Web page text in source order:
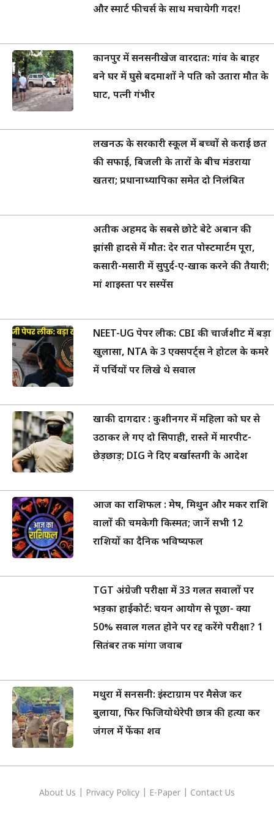
और स्मार्ट फीचर्स के साथ मचायेगी गदर!
कानपुर में सनसनीखेज वारदात: गांव के बाहर
बने घर में घुसे बदमाशों ने पति को उतारा मौत के
घाट, पत्नी गंभीर
लखनऊ के सरकारी स्कूल में बच्चों से कराई छत
की सफाई, बिजली के तारों के बीच मंडराया
खतरा; प्रधानाध्यापिका समेत दो निलंबित
अतीक अहमद के सबसे छोटे बेटे अबान की
झांसी हादसे में मौत: देर रात पोस्टमार्टम पूरा,
कसारी-मसारी में सुपुर्द-ए-खाक करने की तैयारी;
मां शाइस्ता पर सस्पेंस
NEET-UG पेपर लीक: CBI की चार्जशीट में बड़ा
खुलासा, NTA के 3 एक्सपर्ट्स ने होटल के कमरे
में पर्चियों पर लिखे थे सवाल
खाकी दागदार : कुशीनगर में महिला को घर से
उठाकर ले गए दो सिपाही, रास्ते में मारपीट-
छेड़छाड़; DIG ने दिए बर्खास्तगी के आदेश
आज का राशिफल : मेष, मिथुन और मकर राशि
वालों की चमकेगी किस्मत; जानें सभी 12
राशियों का दैनिक भविष्यफल
TGT अंग्रेजी परीक्षा में 33 गलत सवालों पर
भड़का हाईकोर्ट: चयन आयोग से पूछा- क्या
50% सवाल गलत होने पर रद्द करेंगे परीक्षा? 1
सितंबर तक मांगा जवाब
मथुरा में सनसनी: इंस्टाग्राम पर मैसेज कर
बुलाया, फिर फिजियोथेरेपी छात्र की हत्या कर
जंगल में फेंका शव
About Us Privacy Policy E-Paper Contact Us